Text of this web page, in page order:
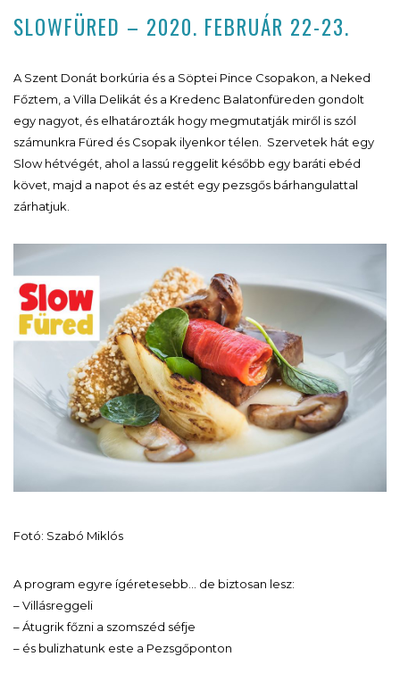
SLOWFÜRED – 2020. FEBRUÁR 22-23.
A Szent Donát borkúria és a Söptei Pince Csopakon, a Neked
Főztem, a Villa Delikát és a Kredenc Balatonfüreden gondolt
egy nagyot, és elhatározták hogy megmutatják miről is szól
számunkra Füred és Csopak ilyenkor télen. Szervetek hát egy
Slow hétvégét, ahol a lassú reggelit később egy baráti ebéd
követ, majd a napot és az estét egy pezsgős bárhangulattal
zárhatjuk.
Fotó: Szabó Miklós
A program egyre ígéretesebb… de biztosan lesz:
– Villásreggeli
– Átugrik főzni a szomszéd séfje
– és bulizhatunk este a Pezsgőponton